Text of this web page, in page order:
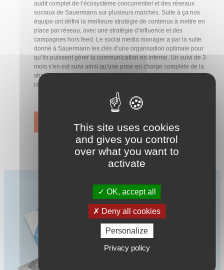
audit complet de l’écosystème concurrentiel et des réseaux
sociaux de Sauermann sur plusieurs marchés. Suite à ça nos
équipe ont défini la meilleure stratégie de contenus à mettre en
place par réseau, avec une stratégie d’influence et des
campagnes hors feed. Le social media manager a par la suite
donné à Sauermann les clés d’une organisation optimale pour
qu’ils puissent gérer la communication en interne. Un suivi de 3
mois s’en est suivi ainsi qu’une prise en charge complète de la
stratégie de contenus et leur création sur Instagram pour le
compte Frances.
This site uses cookies
and gives you control
over what you want to
activate
OK, accept all
Deny all cookies
Personalize
Privacy policy